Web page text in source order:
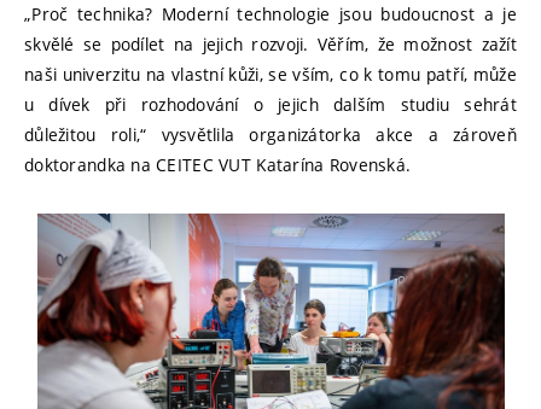
„Proč technika? Moderní technologie jsou budoucnost a je
skvělé se podílet na jejich rozvoji. Věřím, že možnost zažít
naši univerzitu na vlastní kůži, se vším, co k tomu patří, může
u dívek při rozhodování o jejich dalším studiu sehrát
důležitou roli,“ vysvětlila organizátorka akce a zároveň
doktorandka na CEITEC VUT Katarína Rovenská.